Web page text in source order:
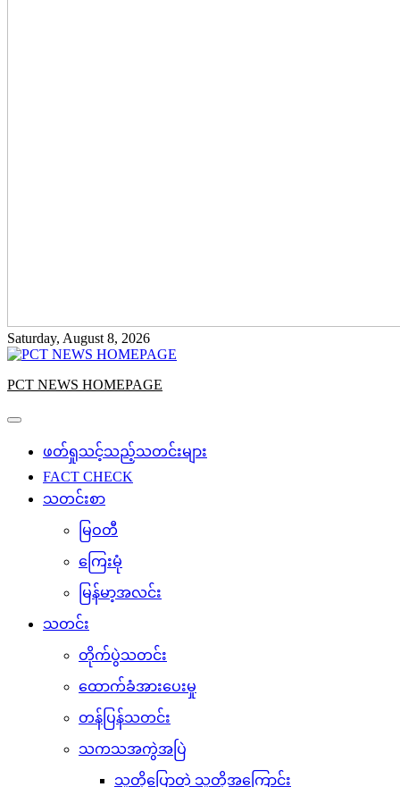
Saturday, August 8, 2026
PCT NEWS HOMEPAGE
ဖတ်ရှုသင့်သည့်သတင်းများ
FACT CHECK
သတင်းစာ
မြဝတီ
ကြေးမုံ
မြန်မာ့အလင်း
သတင်း
တိုက်ပွဲသတင်း
ထောက်ခံအားပေးမှု
တန်ပြန်သတင်း
သကသအကွဲအပြဲ
သူတို့ပြောတဲ့ သူတို့အကြောင်း